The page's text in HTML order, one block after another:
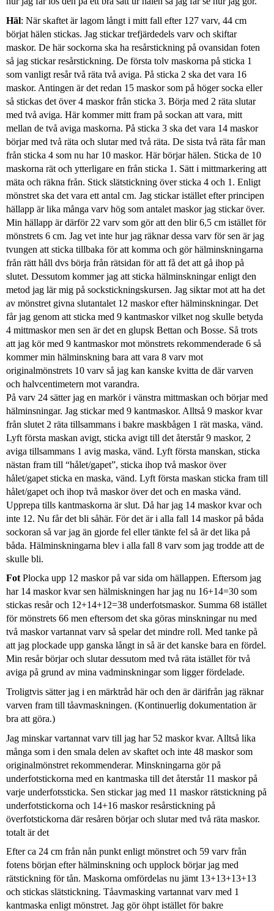
Häl: När skaftet är lagom långt i mitt fall efter 127 varv, 44 cm
börjat hälen stickas. Jag stickar trefjärdedels varv och skiftar
maskor. De här sockorna ska ha resårstickning på ovansidan foten
så jag stickar resårstickning. De första tolv maskorna på sticka 1
som vanligt resår två räta två aviga. På sticka 2 ska det vara 16
maskor. Antingen är det redan 15 maskor som på höger socka eller
så stickas det över 4 maskor från sticka 3. Börja med 2 räta slutar
med två aviga. Här kommer mitt fram på sockan att vara, mitt
mellan de två aviga maskorna. På sticka 3 ska det vara 14 maskor
börjar med två räta och slutar med två räta. De sista två räta får man
från sticka 4 som nu har 10 maskor. Här börjar hälen. Sticka de 10
maskorna rät och ytterligare en från sticka 1. Sätt i mittmarkering att
mäta och räkna från. Stick slätstickning över sticka 4 och 1. Enligt
mönstret ska det vara ett antal cm. Jag stickar istället efter principen
hällapp är lika många varv hög som antalet maskor jag stickar över.
Min hällapp är därför 22 varv som gör att den blir 6,5 cm istället för
mönstrets 6 cm. Jag vet inte hur jag räknar dessa varv för sen är jag
tvungen att sticka tillbaka för att komma och gör hälminskningarna
från rätt håll dvs börja från rätsidan för att få det att gå ihop på
slutet. Dessutom kommer jag att sticka hälminskningar enligt den
metod jag lär mig på sockstickningskursen. Jag siktar mot att ha det
av mönstret givna slutantalet 12 maskor efter hälminskningar. Det
får jag genom att sticka med 9 kantmaskor vilket nog skulle betyda
4 mittmaskor men sen är det en glupsk Bettan och Bosse. Så trots
att jag kör med 9 kantmaskor mot mönstrets rekommenderade 6 så
kommer min hälminskning bara att vara 8 varv mot
originalmönstrets 10 varv så jag kan kanske kvitta de där varven
och halvcentimetern mot varandra.
På varv 24 sätter jag en markör i vänstra mittmaskan och börjar med
hälminsningar. Jag stickar med 9 kantmaskor. Alltså 9 maskor kvar
från slutet 2 räta tillsammans i bakre maskbågen 1 rät maska, vänd.
Lyft första maskan avigt, sticka avigt till det återstår 9 maskor, 2
aviga tillsammans 1 avig maska, vänd. Lyft första manskan, sticka
nästan fram till “hålet/gapet”, sticka ihop två maskor över
hålet/gapet sticka en maska, vänd. Lyft första maskan sticka fram till
hålet/gapet och ihop två maskor över det och en maska vänd.
Upprepa tills kantmaskorna är slut. Då har jag 14 maskor kvar och
inte 12. Nu får det bli såhär. För det är i alla fall 14 maskor på båda
sockoran så var jag än gjorde fel eller tänkte fel så är det lika på
båda. Hälminskningarna blev i alla fall 8 varv som jag trodde att de
skulle bli.
FotPlocka upp 12 maskor på var sida om hällappen. Eftersom jag
har 14 maskor kvar sen hälmiskningen har jag nu 16+14=30 som
stickas resår och 12+14+12=38 underfotsmaskor. Summa 68 istället
för mönstrets 66 men eftersom det ska göras minskningar nu med
två maskor vartannat varv så spelar det mindre roll. Med tanke på
att jag plockade upp ganska långt in så är det kanske bara en fördel.
Min resår börjar och slutar dessutom med två räta istället för två
aviga på grund av mina vadminskningar som ligger fördelade.
Troligtvis sätter jag i en märktråd här och den är därifrån jag räknar
varven fram till tåavmaskningen. (Kontinuerlig dokumentation är
bra att göra.)
Jag minskar vartannat varv till jag har 52 maskor kvar. Alltså lika
många som i den smala delen av skaftet och inte 48 maskor som
originalmönstret rekommenderar. Minskningarna gör på
underfotstickorna med en kantmaska till det återstår 11 maskor på
varje underfotssticka. Sen stickar jag med 11 maskor rätstickning på
underfotstickorna och 14+16 maskor resårstickning på
överfotstickorna där resåren börjar och slutar med två räta maskor.
totalt är det
Efter ca 24 cm från nån punkt enligt mönstret och 59 varv från
fotens början efter hälminskning och upplock börjar jag med
rätstickning för tån. Maskorna omfördelas nu jämt 13+13+13+13
och stickas slätstickning. Tåavmasking vartannat varv med 1
kantmaska enligt mönstret. Jag gör öhpt istället för bakre